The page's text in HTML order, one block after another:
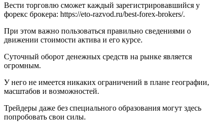
Вести торговлю сможет каждый зарегистрировавшийся у
форекс брокера: https://eto-razvod.ru/best-forex-brokers/.
При этом важно пользоваться правильно сведениями о
движении стоимости актива и его курсе.
Суточный оборот денежных средств на рынке является
огромным.
У него не имеется никаких ограничений в плане географии,
масштабов и возможностей.
Трейдеры даже без специального образования могут здесь
попробовать свои силы.